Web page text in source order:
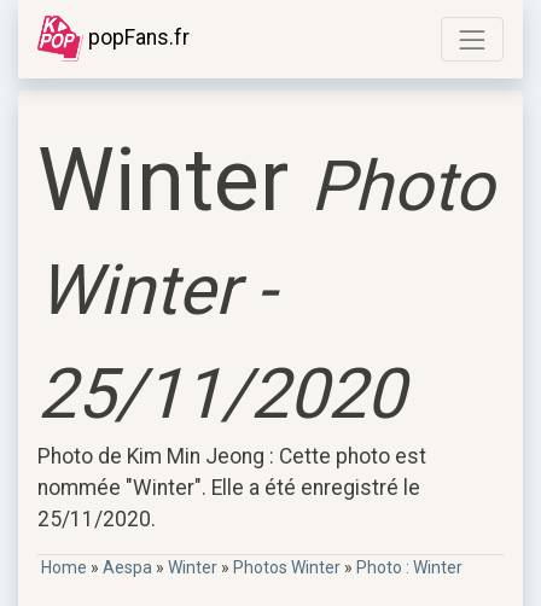
popFans.fr
Winter Photo
Winter -
25/11/2020
Photo de Kim Min Jeong : Cette photo est
nommée "Winter". Elle a été enregistré le
25/11/2020.
Home » Aespa » Winter » Photos Winter » Photo : Winter